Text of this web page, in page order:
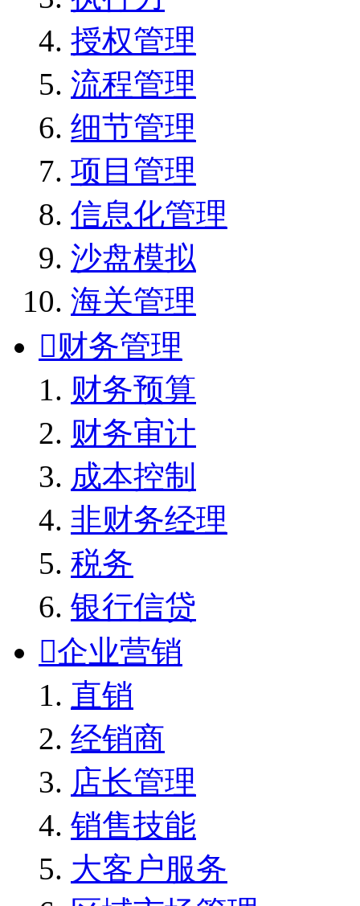
授权管理
流程管理
细节管理
项目管理
信息化管理
沙盘模拟
海关管理
财务管理
财务预算
财务审计
成本控制
非财务经理
税务
银行信贷
企业营销
直销
经销商
店长管理
销售技能
大客户服务